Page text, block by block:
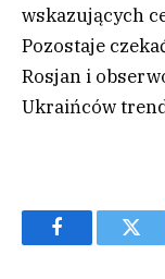
wskazujących
Pozostaje
Rosjan i
Ukraińców
Facebook